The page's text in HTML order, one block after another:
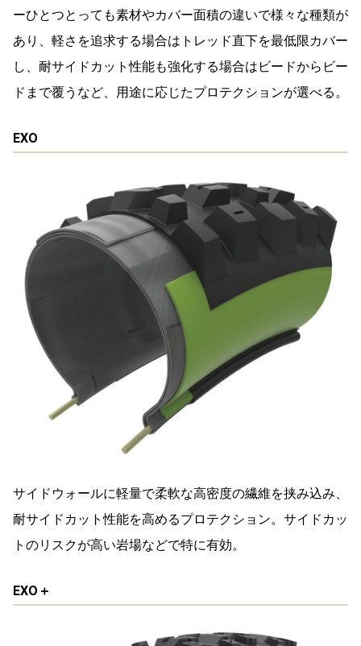
ーひとつとっても素材やカバー面積の違いで様々な種類が
あり、軽さを追求する場合はトレッド直下を最低限カバー
し、耐サイドカット性能も強化する場合はビードからビー
ドまで覆うなど、用途に応じたプロテクションが選べる。
EXO
サイドウォールに軽量で柔軟な高密度の繊維を挟み込み、
耐サイドカット性能を高めるプロテクション。サイドカッ
トのリスクが高い岩場などで特に有効。
EXO＋